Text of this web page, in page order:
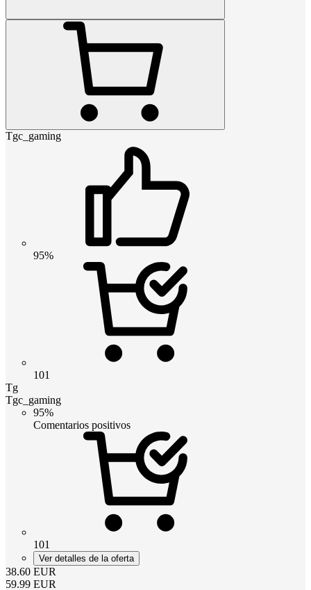
Tgc_gaming
95%
101
Tg
Tgc_gaming
95%
Comentarios positivos
101
Ver detalles de la oferta
38.60 EUR
59.99 EUR